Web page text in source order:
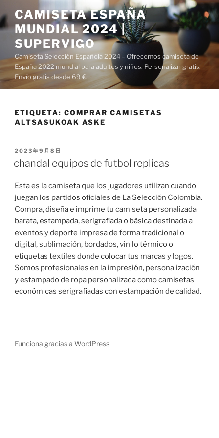
al
contenido
CAMISETA ESPAÑA
MUNDIAL 2024 |
SUPERVIGO
Camiseta Selección Española 2024 – Ofrecemos camiseta de
España 2022 mundial para adultos y niños. Personalizar gratis.
Envío gratis desde 69 €.
ETIQUETA: COMPRAR CAMISETAS
ALTSASUKOAK ASKE
PUBLICADO
EL
2023年9月8日
chandal equipos de futbol replicas
Esta es la camiseta que los jugadores utilizan cuando
juegan los partidos oficiales de La Selección Colombia.
Compra, diseña e imprime tu camiseta personalizada
barata, estampada, serigrafiada o básica destinada a
eventos y deporte impresa de forma tradicional o
digital, sublimación, bordados, vinilo térmico o
etiquetas textiles donde colocar tus marcas y logos.
Somos profesionales en la impresión, personalización
y estampado de ropa personalizada como camisetas
económicas serigrafiadas con estampación de calidad.
Funciona gracias a WordPress